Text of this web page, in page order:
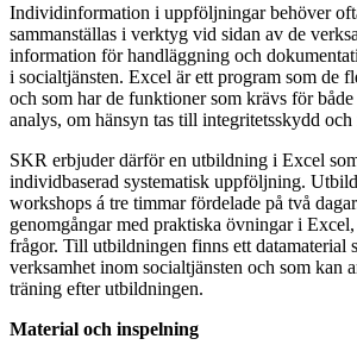
Individinformation i uppföljningar behöver
sammanställas i verktyg vid sidan av de
information för handläggning och
i socialtjänsten. Excel är ett program som de
och som har de funktioner som krävs för
analys, om hänsyn tas till integritetsskydd
SKR erbjuder därför en utbildning i Excel
individbaserad systematisk uppföljning.
workshops á tre timmar fördelade på två
genomgångar med praktiska övningar i
frågor. Till utbildningen finns ett datamaterial
verksamhet inom socialtjänsten och som kan
träning efter utbildningen.
Material och inspelning